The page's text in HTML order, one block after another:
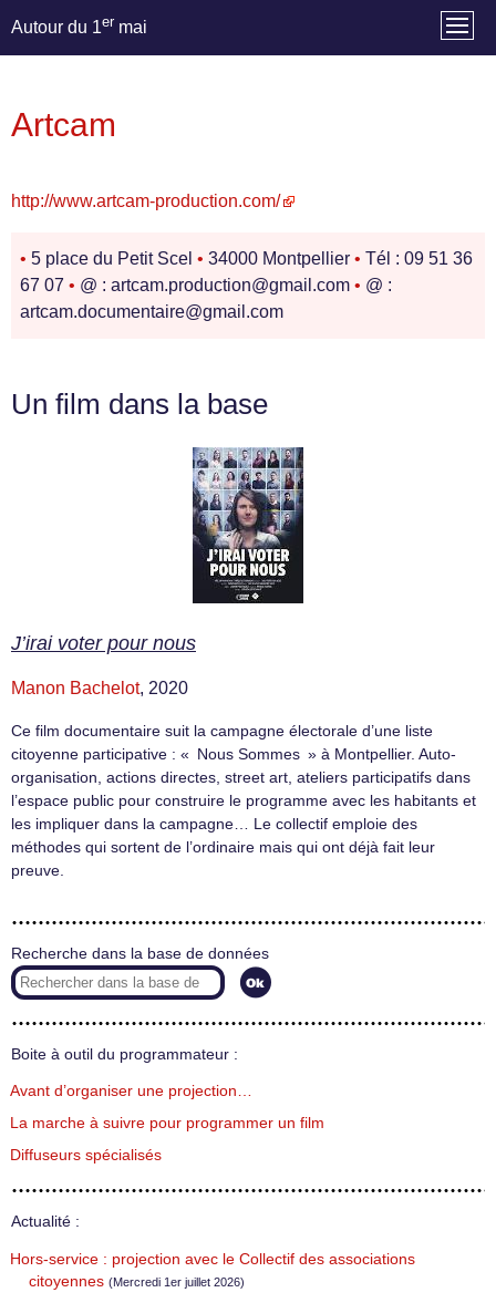
Autour du 1er mai
Artcam
http://www.artcam-production.com/
• 5 place du Petit Scel • 34000 Montpellier • Tél : 09 51 36
67 07 • @ : artcam.production@gmail.com • @ :
artcam.documentaire@gmail.com
Un film dans la base
J’irai voter pour nous
Manon Bachelot, 2020
Ce film documentaire suit la campagne électorale d’une liste
citoyenne participative : « Nous Sommes » à Montpellier. Auto-
organisation, actions directes, street art, ateliers participatifs dans
l’espace public pour construire le programme avec les habitants et
les impliquer dans la campagne… Le collectif emploie des
méthodes qui sortent de l’ordinaire mais qui ont déjà fait leur
preuve.
Recherche dans la base de données
Boite à outil du programmateur :
Avant d’organiser une projection…
La marche à suivre pour programmer un film
Diffuseurs spécialisés
Actualité :
Hors-service : projection avec le Collectif des associations
citoyennes (Mercredi 1er juillet 2026)